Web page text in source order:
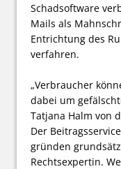
Schadsoftware
Mails als
Entrichtung des
verfahren.
„Verbraucher
dabei um
Tatjana Halm von
Der
gründen
Rechts­expertin.